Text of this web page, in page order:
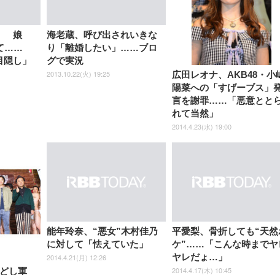
しゃれ パソコンチェア (ブラ
ック)
ハンガー付き 高反発クッショ
ン PCチェア 通気性メッシュ
ゲーミング/勉強/事務用 おし
ゃれ パソコンチェア (ホワイ
ト)
クト 幅52×奥行58.5×高
84～96cm テレワーク
宅勤務 ブラック
娘
……
し」
海老蔵、呼び出されいきな
り「離婚したい」……ブロ
グで実況
2013.10.22(火) 19:25
広田レオナ、AKB48・小
陽菜への「すげーブス」
言を謝罪……「悪意とと
れて当然」
2014.4.23(水) 19:00
し軍
能年玲奈、“悪女”木村佳乃
に対して「怯えていた」
2014.4.21(月) 12:26
平愛梨、骨折しても“天然
ケ”……「こんな時までヤ
ヤレだょ…」
2014.4.17(木) 10:45